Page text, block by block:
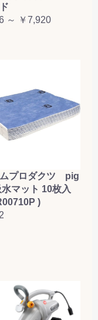
～ ￥7,920
プロダクツ pig
水マット 10枚入
)